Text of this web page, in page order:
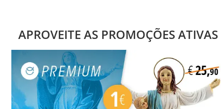
APROVEITE AS PROMOÇÕES ATIVAS